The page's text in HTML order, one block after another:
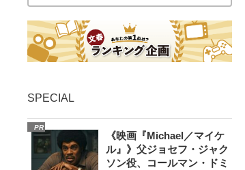
SPECIAL
PR
《映画『Michael／マイケ
ル』》父ジョセフ・ジャク
ソン役、コールマン・ドミ